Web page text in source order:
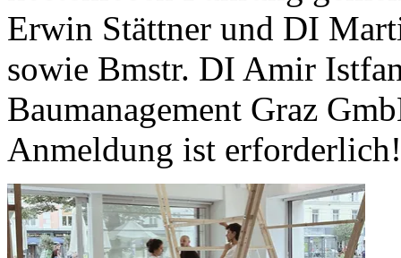
Erwin Stättner und DI
sowie Bmstr. DI Amir
Baumanagement Graz
Anmeldung ist erforderlich!